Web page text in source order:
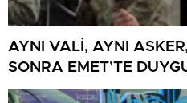
AYNI VALİ, AYNI
SONRA EMET’TE
BULUŞMA